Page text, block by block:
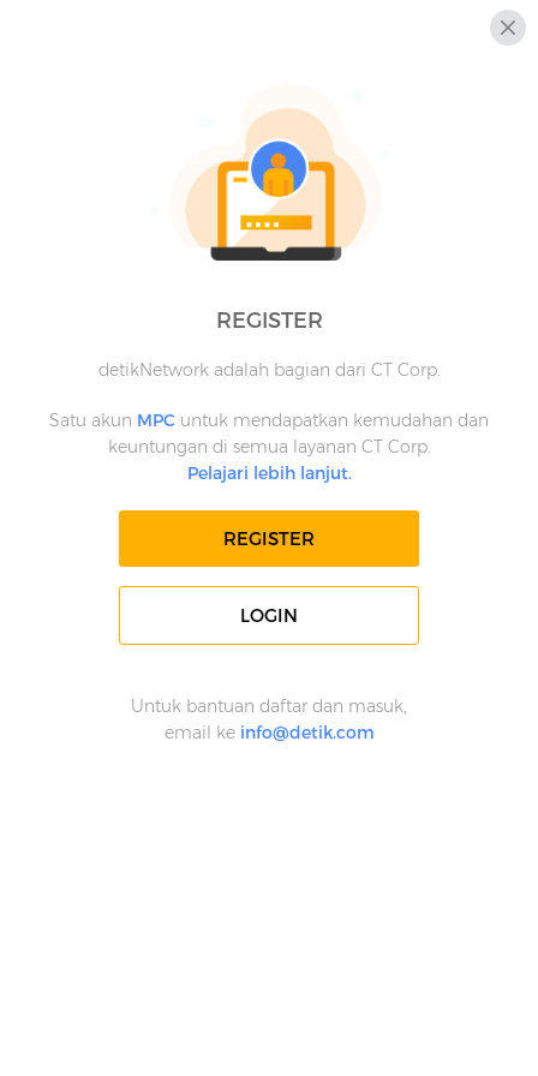
REGISTER
detikNetwork adalah bagian dari CT Corp.
Satu akun MPC untuk mendapatkan kemudahan dan
keuntungan di semua layanan CT Corp.
Pelajari lebih lanjut.
REGISTER
LOGIN
Untuk bantuan daftar dan masuk,
email ke info@detik.com